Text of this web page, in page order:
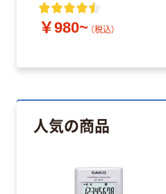
￥980~ （税込）
人気の商品